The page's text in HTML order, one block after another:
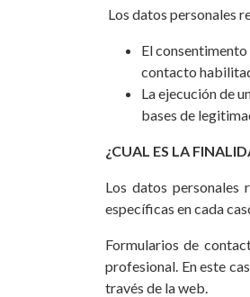
Los datos personales
El
contacto
La ejecución de
bases de
¿CUAL ES LA
Los datos
específicas en cada
Formularios de
profesional. En este
través de la web.